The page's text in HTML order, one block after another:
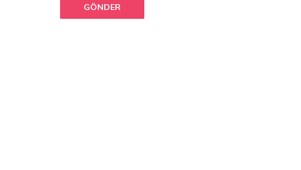
GÖNDER